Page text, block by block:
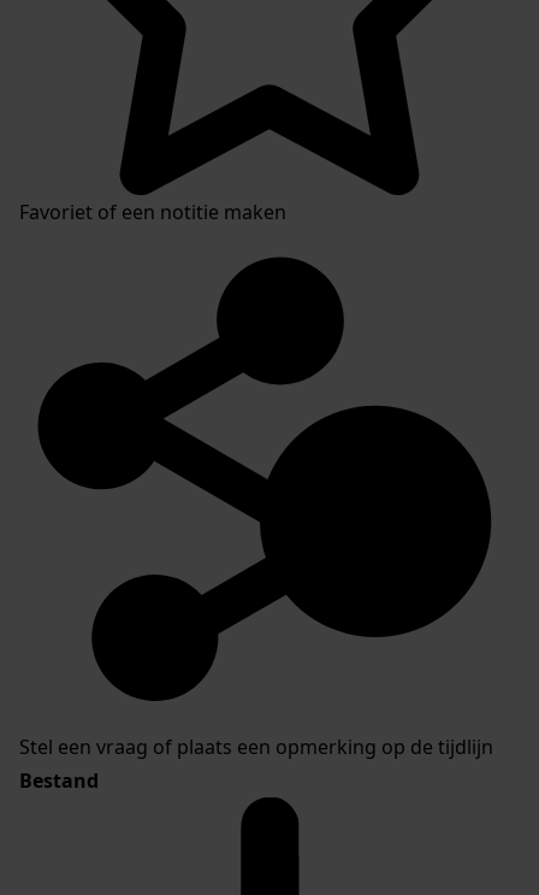
Favoriet of een notitie maken
Stel een vraag of plaats een opmerking op de tijdlijn
Bestand